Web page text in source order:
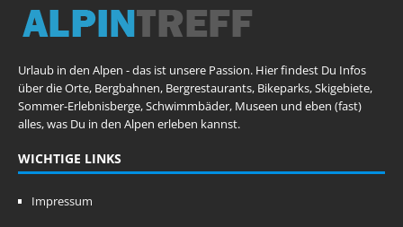
Urlaub in den Alpen - das ist unsere Passion. Hier findest Du Infos
über die Orte, Bergbahnen, Bergrestaurants, Bikeparks, Skigebiete,
Sommer-Erlebnisberge, Schwimmbäder, Museen und eben (fast)
alles, was Du in den Alpen erleben kannst.
WICHTIGE LINKS
Impressum